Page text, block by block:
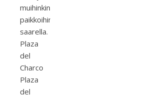
muihinkin
paikkoihin
saarella.
Plaza
del
Charco
Plaza
del